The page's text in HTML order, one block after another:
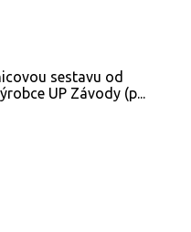
sestavu od
UP Závody (p...